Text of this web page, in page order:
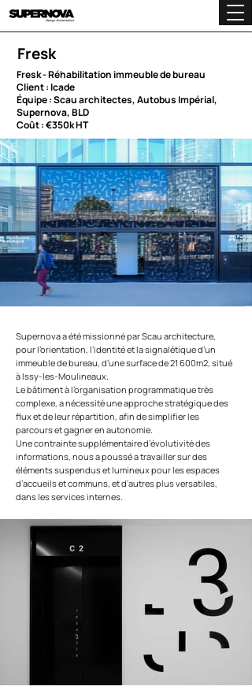
Fresk
Fresk - Réhabilitation immeuble de bureau
Client : Icade
Équipe : Scau architectes, Autobus Impérial,
Supernova, BLD
Coût : €350k HT
Supernova a été missionné par Scau architecture,
pour l’orientation, l’identité et la signalétique d’un
immeuble de bureau, d’une surface de 21 600m2, situé
à Issy-les-Moulineaux.
Le bâtiment à l’organisation programmatique très
complexe, a nécessité une approche stratégique des
flux et de leur répartition, afin de simplifier les
parcours et gagner en autonomie.
Une contrainte supplémentaire d’évolutivité des
informations, nous a poussé a travailler sur des
éléments suspendus et lumineux pour les espaces
d’accueils et communs, et d’autres plus versatiles,
dans les services internes.